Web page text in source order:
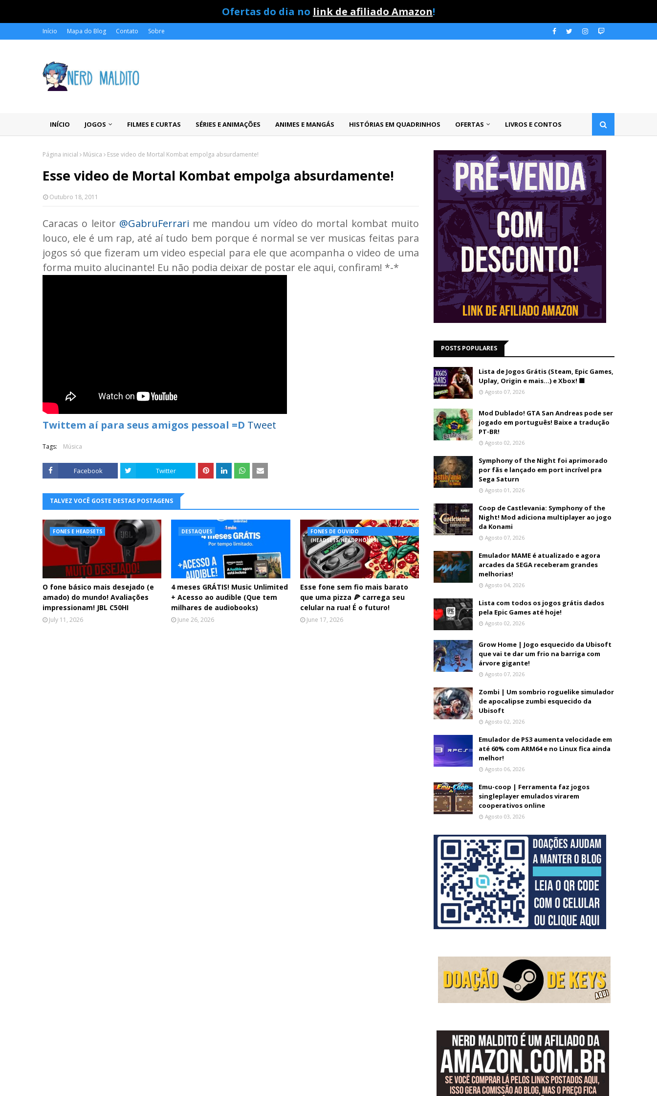
Ofertas do dia no link de afiliado Amazon!
Início Mapa do Blog Contato Sobre
INÍCIO JOGOS FILMES E CURTAS SÉRIES E ANIMAÇÕES ANIMES E MANGÁS HISTÓRIAS EM QUADRINHOS OFERTAS LIVROS E CONTOS
Página inicial Música Esse video de Mortal Kombat empolga absurdamente!
Esse video de Mortal Kombat empolga absurdamente!
Outubro 18, 2011
Caracas o leitor @GabruFerrari me mandou um vídeo do mortal kombat muito
louco, ele é um rap, até aí tudo bem porque é normal se ver musicas feitas para
jogos só que fizeram um video especial para ele que acompanha o video de uma
forma muito alucinante! Eu não podia deixar de postar ele aqui, confiram! *-*
Twittem aí para seus amigos pessoal =D Tweet
Tags: Música
Facebook Twitter
TALVEZ VOCÊ GOSTE DESTAS POSTAGENS
FONES E HEADSETS
O fone básico mais desejado (e
amado) do mundo! Avaliações
impressionam! JBL C50HI
July 11, 2026
DESTAQUES
4 meses GRÁTIS! Music Unlimited
+ Acesso ao audible (Que tem
milhares de audiobooks)
June 26, 2026
FONES DE OUVIDO
(HEADSETS/HEADPHONES)
Esse fone sem fio mais barato
que uma pizza 🍕 carrega seu
celular na rua! É o futuro!
June 17, 2026
POSTS POPULARES
Lista de Jogos Grátis (Steam, Epic Games,
Uplay, Origin e mais...) e Xbox! 🟩
Agosto 07, 2026
Mod Dublado! GTA San Andreas pode ser
jogado em português! Baixe a tradução
PT-BR!
Agosto 02, 2026
Symphony of the Night foi aprimorado
por fãs e lançado em port incrível pra
Sega Saturn
Agosto 01, 2026
Coop de Castlevania: Symphony of the
Night! Mod adiciona multiplayer ao jogo
da Konami
Agosto 07, 2026
Emulador MAME é atualizado e agora
arcades da SEGA receberam grandes
melhorias!
Agosto 04, 2026
Lista com todos os jogos grátis dados
pela Epic Games até hoje!
Agosto 02, 2026
Grow Home | Jogo esquecido da Ubisoft
que vai te dar um frio na barriga com
árvore gigante!
Agosto 07, 2026
Zombi | Um sombrio roguelike simulador
de apocalipse zumbi esquecido da
Ubisoft
Agosto 02, 2026
Emulador de PS3 aumenta velocidade em
até 60% com ARM64 e no Linux fica ainda
melhor!
Agosto 06, 2026
Emu-coop | Ferramenta faz jogos
singleplayer emulados virarem
cooperativos online
Agosto 03, 2026